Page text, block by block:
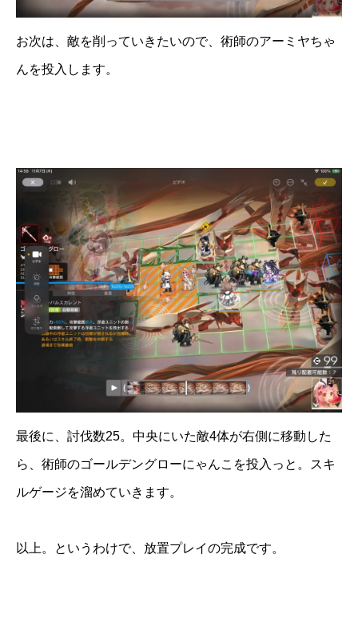
お次は、敵を削っていきたいので、術師のアーミヤちゃ
んを投入します。
最後に、討伐数25。中央にいた敵4体が右側に移動した
ら、術師のゴールデングローにゃんこを投入っと。スキ
ルゲージを溜めていきます。
以上。というわけで、放置プレイの完成です。